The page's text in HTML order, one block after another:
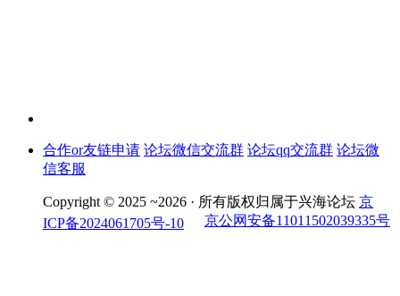
合作or友链申请 论坛微信交流群 论坛qq交流群 论坛微
信客服
Copyright © 2025 ~2026 · 所有版权归属于兴海论坛 京
ICP备2024061705号-10
京公网安备11011502039335号